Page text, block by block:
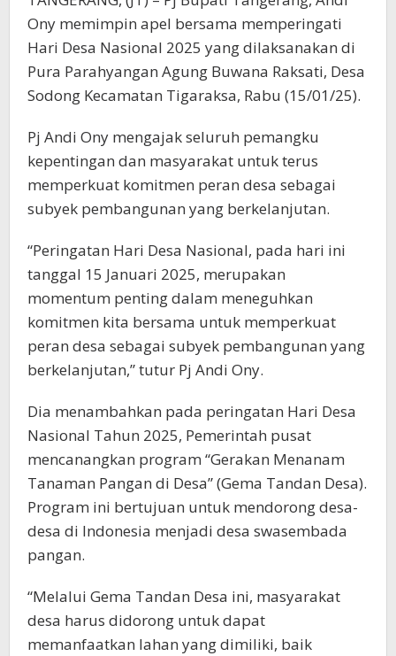
Ony memimpin apel bersama memperingati
Hari Desa Nasional 2025 yang dilaksanakan di
Pura Parahyangan Agung Buwana Raksati, Desa
Sodong Kecamatan Tigaraksa, Rabu (15/01/25).
Pj Andi Ony mengajak seluruh pemangku
kepentingan dan masyarakat untuk terus
memperkuat komitmen peran desa sebagai
subyek pembangunan yang berkelanjutan.
“Peringatan Hari Desa Nasional, pada hari ini
tanggal 15 Januari 2025, merupakan
momentum penting dalam meneguhkan
komitmen kita bersama untuk memperkuat
peran desa sebagai subyek pembangunan yang
berkelanjutan,” tutur Pj Andi Ony.
Dia menambahkan pada peringatan Hari Desa
Nasional Tahun 2025, Pemerintah pusat
mencanangkan program “Gerakan Menanam
Tanaman Pangan di Desa” (Gema Tandan Desa).
Program ini bertujuan untuk mendorong desa-
desa di Indonesia menjadi desa swasembada
pangan.
“Melalui Gema Tandan Desa ini, masyarakat
desa harus didorong untuk dapat
memanfaatkan lahan yang dimiliki, baik